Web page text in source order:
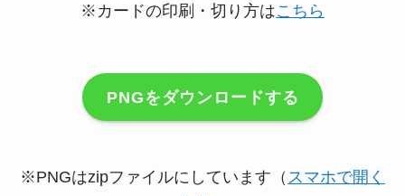
※カードの印刷・切り方はこちら
PNGをダウンロードする
※PNGはzipファイルにしています（ スマホで開く